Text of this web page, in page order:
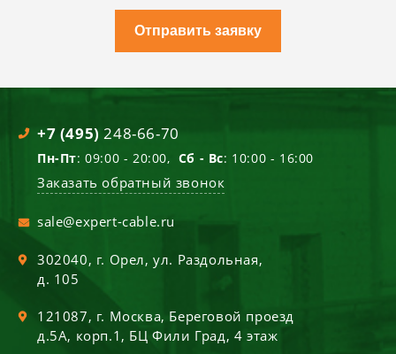
Отправить заявку
+7 (495) 248-66-70
Пн-Пт: 09:00 - 20:00, Сб - Вс: 10:00 - 16:00
Заказать обратный звонок
sale@expert-cable.ru
302040, г. Орел,ул. Раздольная,
д. 105
121087, г. Москва, Береговой проезд
д.5А, корп.1, БЦ Фили Град, 4 этаж